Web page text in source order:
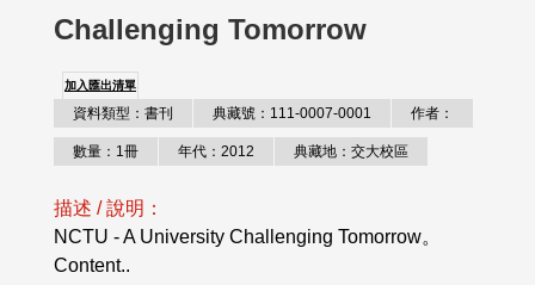
Challenging Tomorrow
加入匯出清單
資料類型：書刊 典藏號：111-0007-0001 作者：
數量：1冊 年代：2012 典藏地：交大校區
描述 / 說明：
NCTU - A University Challenging Tomorrow。
Content..